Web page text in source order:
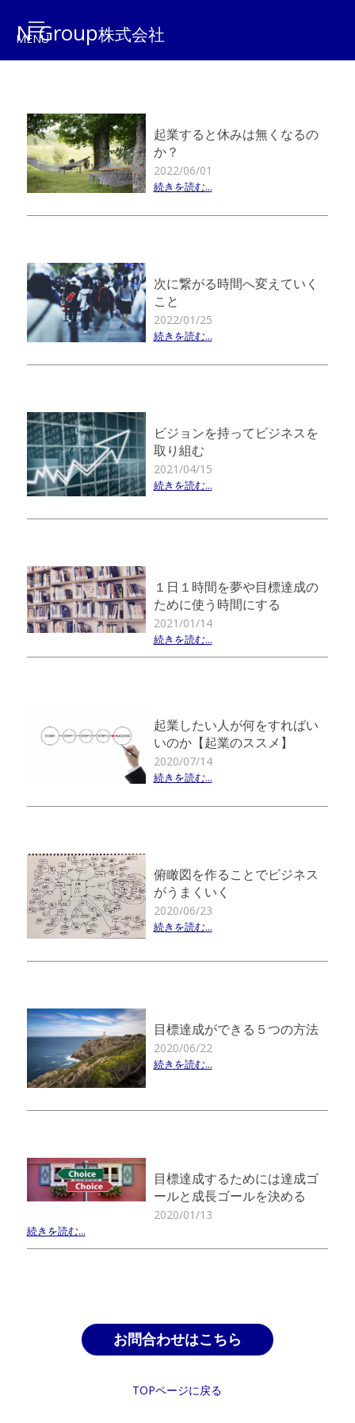
N Group株式会社
起業すると休みは無くなるの
か？
2022/06/01
続きを読む...
次に繋がる時間へ変えていく
こと
2022/01/25
続きを読む...
ビジョンを持ってビジネスを
取り組む
2021/04/15
続きを読む...
１日１時間を夢や目標達成の
ために使う時間にする
2021/01/14
続きを読む...
起業したい人が何をすればい
いのか【起業のススメ】
2020/07/14
続きを読む...
俯瞰図を作ることでビジネス
がうまくいく
2020/06/23
続きを読む...
目標達成ができる５つの方法
2020/06/22
続きを読む...
目標達成するためには達成ゴ
ールと成長ゴールを決める
2020/01/13
続きを読む...
お問合わせはこちら
TOPページに戻る